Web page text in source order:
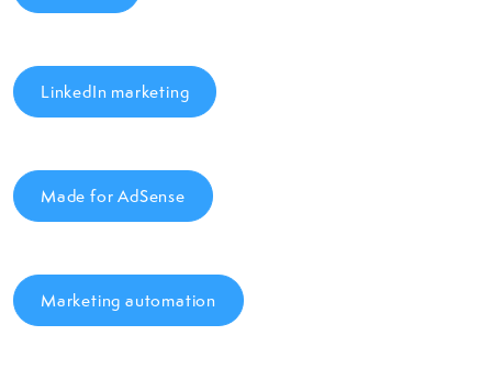
LinkedIn marketing
Made for AdSense
Marketing automation